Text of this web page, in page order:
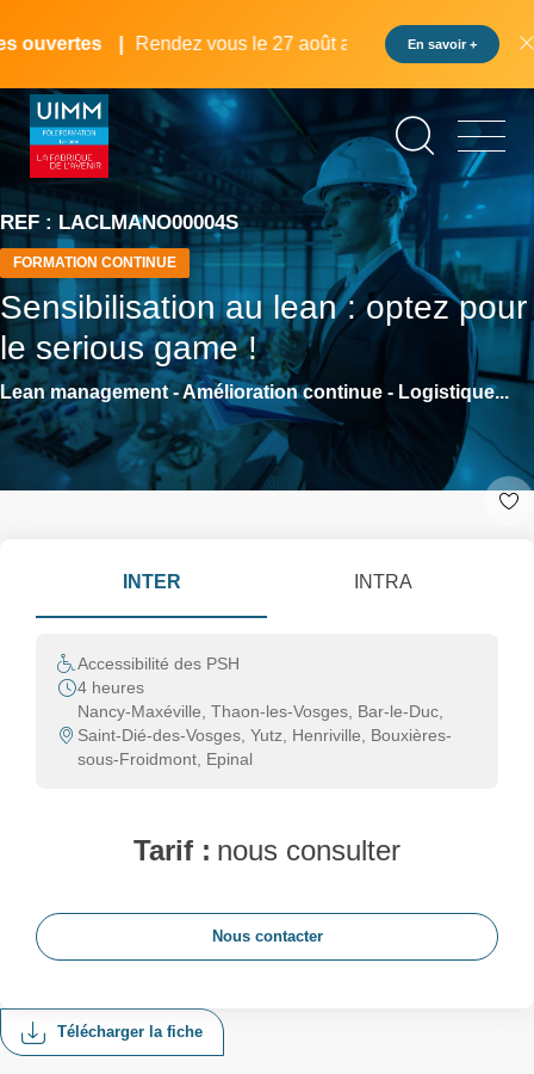
au
principal
Rendez vous le 27 août au pôle formation UIMM
En savoir +
REF : LACLMANO00004S
FORMATION CONTINUE
Sensibilisation au lean : optez pour
le serious game !
Lean management - Amélioration continue - Logistique...
Télécharger la fiche
INTER INTRA
Accessibilité des PSH
4 heures
Nancy-Maxéville, Thaon-les-Vosges, Bar-le-Duc,
Saint-Dié-des-Vosges, Yutz, Henriville, Bouxières-
sous-Froidmont, Epinal
Tarif : nous consulter
Nous contacter